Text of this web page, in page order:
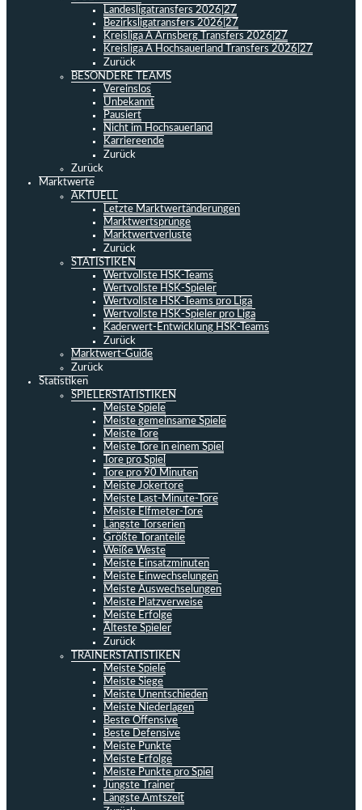
Landesligatransfers 2026|27
Bezirksligatransfers 2026|27
Kreisliga A Arnsberg Transfers 2026|27
Kreisliga A Hochsauerland Transfers 2026|27
Zurück
BESONDERE TEAMS
Vereinslos
Unbekannt
Pausiert
Nicht im Hochsauerland
Karriereende
Zurück
Zurück
Marktwerte
AKTUELL
Letzte Marktwertänderungen
Marktwertsprünge
Marktwertverluste
Zurück
STATISTIKEN
Wertvollste HSK-Teams
Wertvollste HSK-Spieler
Wertvollste HSK-Teams pro Liga
Wertvollste HSK-Spieler pro Liga
Kaderwert-Entwicklung HSK-Teams
Zurück
Marktwert-Guide
Zurück
Statistiken
SPIELERSTATISTIKEN
Meiste Spiele
Meiste gemeinsame Spiele
Meiste Tore
Meiste Tore in einem Spiel
Tore pro Spiel
Tore pro 90 Minuten
Meiste Jokertore
Meiste Last-Minute-Tore
Meiste Elfmeter-Tore
Längste Torserien
Größte Toranteile
Weiße Weste
Meiste Einsatzminuten
Meiste Einwechselungen
Meiste Auswechselungen
Meiste Platzverweise
Meiste Erfolge
Älteste Spieler
Zurück
TRAINERSTATISTIKEN
Meiste Spiele
Meiste Siege
Meiste Unentschieden
Meiste Niederlagen
Beste Offensive
Beste Defensive
Meiste Punkte
Meiste Erfolge
Meiste Punkte pro Spiel
Jüngste Trainer
Längste Amtszeit